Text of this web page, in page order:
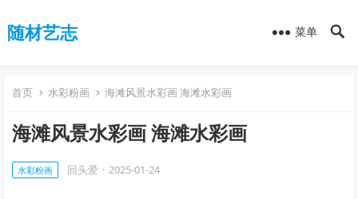
随材艺志 菜单
首页 水彩粉画 海滩风景水彩画 海滩水彩画
海滩风景水彩画 海滩水彩画
水彩粉画 回头爱 · 2025-01-24